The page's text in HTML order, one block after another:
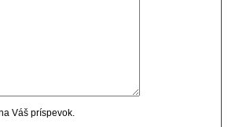
Váš príspevok.